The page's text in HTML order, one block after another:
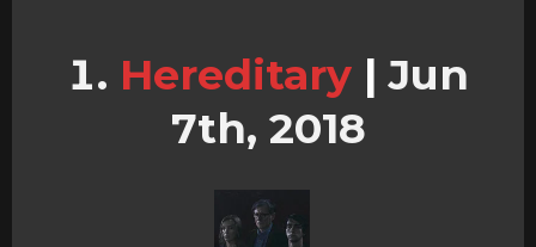
Hereditary | Jun
7th, 2018